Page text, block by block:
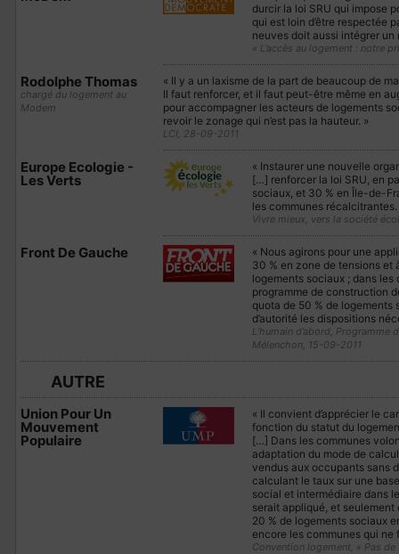
durcir la loi SRU qui impose
qui est loin d’être respectée
neuves doit aussi intégrer un
« L’accès au logement : notre
Rodolphe Thomas
chargé du logement au
Modem
« Il y a un laxisme de la part de beaucoup de
Il faut renforcer, et il faut peut-être même en
pour accompagner les acteurs de logements
revoir le zonage qui n’est pas la hauteur. »
LCI, 28-09-2011
Europe Ecologie -
Les Verts
« Instaurer une nouvelle
[…] renforcer la loi SRU, en
sociaux, et 30 % en Île-de-
les communes récalcitrantes.
Vivre mieux, vers la société
Front De Gauche
« Nous agirons pour une
30 % en zone de tensions et
logements sociaux ; dans
programme de construction
quota de 50 % de logements
d’autorité les dispositions
L’humain d’abord,
Mélenchon, 15-09-2011
AUTRE
Union Pour Un
Mouvement
Populaire
« Il convient d’apprécier le
fonction du statut du
[…] Dans les communes
adaptation du mode de
vendus aux occupants sans
calculant le taux sur une
social et intermédiaire dans
serait appliqué, et
20 % de logements sociaux
encore les communes qui ne
Convention logement, « Pas